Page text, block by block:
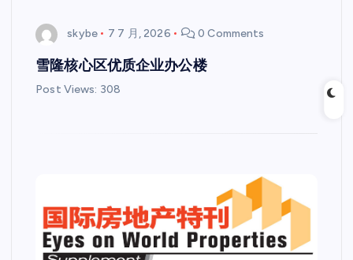
skybe 7 7 月, 2026 0 Comments
雪隆核心区优质企业办公楼
Post Views: 308